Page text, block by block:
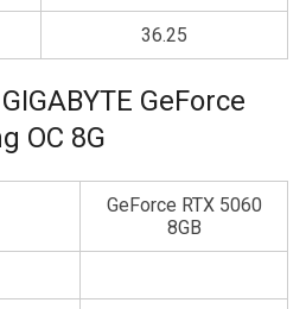
36.25
GeForce
OC 8G
GeForce RTX 5060
8GB